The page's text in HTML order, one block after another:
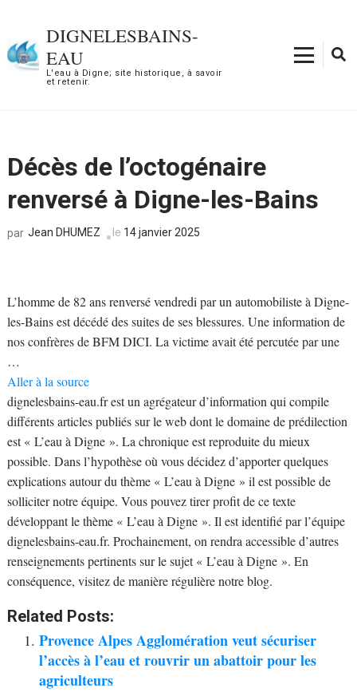
contenu
(Pressez
DIGNELESBAINS-
EAU
L'eau à Digne; site historique, à savoir
et retenir.
Décès de l’octogénaire
renversé à Digne-les-Bains
par Jean DHUMEZ le 14 janvier 2025
L’homme de 82 ans renversé vendredi par un automobiliste à Digne-
les-Bains est décédé des suites de ses blessures. Une information de
nos confrères de BFM DICI. La victime avait été percutée par une
…
Aller à la source
dignelesbains-eau.fr est un agrégateur d’information qui compile
différents articles publiés sur le web dont le domaine de prédilection
est « L’eau à Digne ». La chronique est reproduite du mieux
possible. Dans l’hypothèse où vous décidez d’apporter quelques
explications autour du thème « L’eau à Digne » il est possible de
solliciter notre équipe. Vous pouvez tirer profit de ce texte
développant le thème « L’eau à Digne ». Il est identifié par l’équipe
dignelesbains-eau.fr. Prochainement, on rendra accessible d’autres
renseignements pertinents sur le sujet « L’eau à Digne ». En
conséquence, visitez de manière régulière notre blog.
Related Posts:
Provence Alpes Agglomération veut sécuriser
l’accès à l’eau et rouvrir un abattoir pour les
agriculteurs